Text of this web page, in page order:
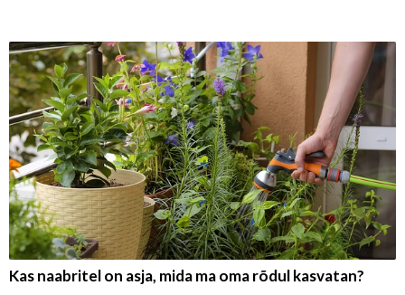
Kas naabritel on asja, mida ma oma rõdul kasvatan?